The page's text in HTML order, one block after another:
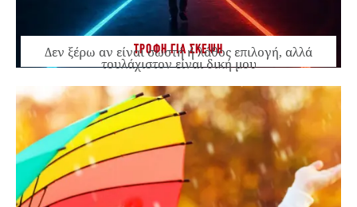
ΤΡΟΦΗ ΓΙΑ ΣΚΕΨΗ
Δεν ξέρω αν είναι σωστή ή λάθος επιλογή, αλλά
τουλάχιστον είναι δική μου